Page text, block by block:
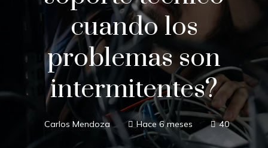
cuando los
problemas son
intermitentes?
Carlos Mendoza Hace 6 meses 40